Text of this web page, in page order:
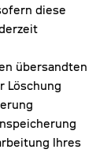
diese
übersandten
Löschung
Ihres